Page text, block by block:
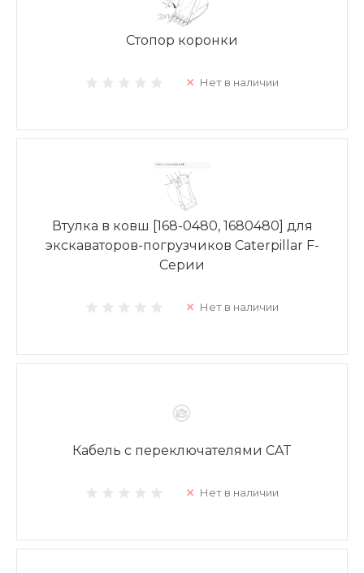
Стопор коронки
Нет в наличии
Втулка в ковш [168-0480, 1680480] для
экскаваторов-погрузчиков Caterpillar F-
Серии
Нет в наличии
Кабель с переключателями CAT
Нет в наличии